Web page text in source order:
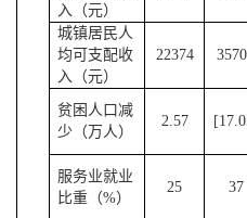
入（元）
城镇居民人
均可支配收
入（元）
22374
贫困人口减
少（万人）
2.57
服务业就业
比重（%）
25 37